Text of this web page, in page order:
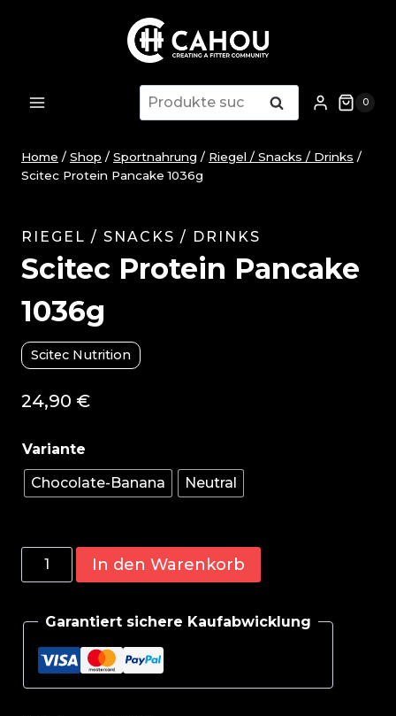
Suche
nach:
Suche 0
Home / Shop / Sportnahrung / Riegel / Snacks / Drinks /
Scitec Protein Pancake 1036g
RIEGEL / SNACKS / DRINKS
Scitec Protein Pancake
1036g
Scitec Nutrition
24,90 €
Chocolate-Banana Neutral
Scitec
Protein
1036g
Menge
In den Warenkorb
Garantiert sichere Kaufabwicklung